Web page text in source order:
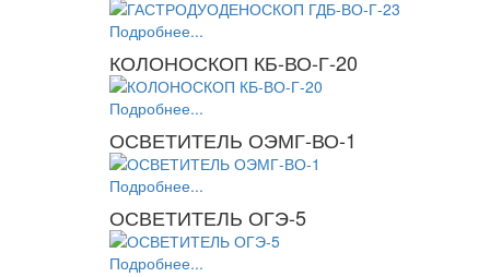
Подробнее...
КОЛОНОСКОП КБ-ВО-Г-20
Подробнее...
ОСВЕТИТЕЛЬ ОЭМГ-ВО-1
Подробнее...
ОСВЕТИТЕЛЬ ОГЭ-5
Подробнее...